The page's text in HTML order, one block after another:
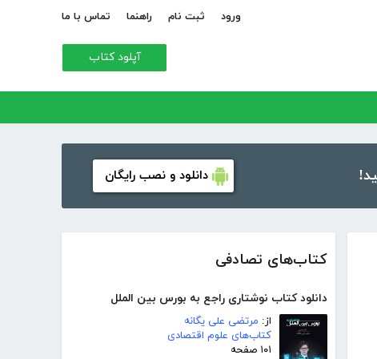
ورود ثبت نام راهنما تماس با ما
آپلود کتاب
دانلود و نصب رایگان
کتاب‌های تصادفی
دانلود کتاب نوشتاری راجع به بورس بین الملل
از: مرتضی علی یگانه
کتاب‌های علوم اقتصادی
۱۰۱ صفحه